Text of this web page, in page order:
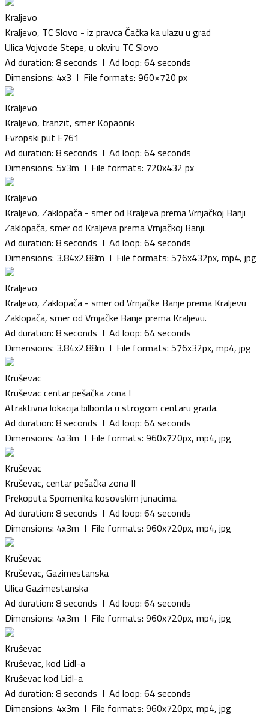
Kraljevo
Kraljevo, TC Slovo - iz pravca Čačka ka ulazu u grad
Ulica Vojvode Stepe, u okviru TC Slovo
Ad duration: 8 seconds I Ad loop: 64 seconds
Dimensions: 4x3 I File formats: 960×720 px
Kraljevo
Kraljevo, tranzit, smer Kopaonik
Evropski put E761
Ad duration: 8 seconds I Ad loop: 64 seconds
Dimensions: 5x3m I File formats: 720x432 px
Kraljevo
Kraljevo, Zaklopača - smer od Kraljeva prema Vrnjačkoj Banji
Zaklopača, smer od Kraljeva prema Vrnjačkoj Banji.
Ad duration: 8 seconds I Ad loop: 64 seconds
Dimensions: 3.84x2.88m I File formats: 576x432px, mp4, jpg
Kraljevo
Kraljevo, Zaklopača - smer od Vrnjačke Banje prema Kraljevu
Zaklopača, smer od Vrnjačke Banje prema Kraljevu.
Ad duration: 8 seconds I Ad loop: 64 seconds
Dimensions: 3.84x2.88m I File formats: 576x32px, mp4, jpg
Kruševac
Kruševac centar pešačka zona I
Atraktivna lokacija bilborda u strogom centaru grada.
Ad duration: 8 seconds I Ad loop: 64 seconds
Dimensions: 4x3m I File formats: 960x720px, mp4, jpg
Kruševac
Kruševac, centar pešačka zona II
Prekoputa Spomenika kosovskim junacima.
Ad duration: 8 seconds I Ad loop: 64 seconds
Dimensions: 4x3m I File formats: 960x720px, mp4, jpg
Kruševac
Kruševac, Gazimestanska
Ulica Gazimestanska
Ad duration: 8 seconds I Ad loop: 64 seconds
Dimensions: 4x3m I File formats: 960x720px, mp4, jpg
Kruševac
Kruševac, kod Lidl-a
Kruševac kod Lidl-a
Ad duration: 8 seconds I Ad loop: 64 seconds
Dimensions: 4x3m I File formats: 960x720px, mp4, jpg